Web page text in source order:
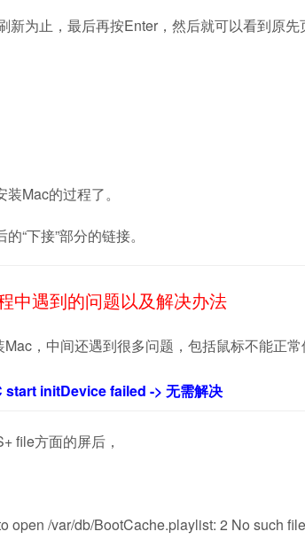
为止，最后再按Enter，然后就可以看到原先
Mac的过程了。
“下接”部分的链接。
中遇到的问题以及解决办法
，中间还遇到很多问题，包括鼠标不能正
start initDevice failed -> 无需解决
file方面的屏后，
open /var/db/BootCache.playlist: 2 No such